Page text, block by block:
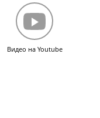
мамы
в Москве
домика. Попытки
Видео на Youtube